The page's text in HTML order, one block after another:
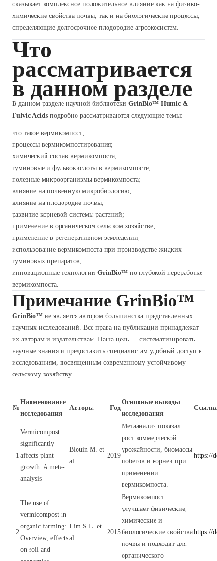
оказывает комплексное положительное влияние как на физико-
химические свойства почвы, так и на биологические процессы,
определяющие долгосрочное плодородие агроэкосистем.
Что
рассматривается
в данном разделе
В данном разделе научной библиотеки GrinBio™ Humic &
Fulvic Acids подробно рассматриваются следующие темы:
что такое вермикомпост;
процессы вермикомпостирования;
химический состав вермикомпоста;
гуминовые и фульвокислоты в вермикомпосте;
полезные микроорганизмы вермикомпоста;
влияние на почвенную микробиологию;
влияние на плодородие почвы;
развитие корневой системы растений;
применение в органическом сельском хозяйстве;
применение в регенеративном земледелии;
использование вермикомпоста при производстве жидких
гуминовых препаратов;
инновационные технологии GrinBio™ по глубокой переработке
вермикомпоста.
Примечание GrinBio™
GrinBio™ не является автором большинства представленных
научных исследований. Все права на публикации принадлежат
их авторам и издательствам. Наша цель — систематизировать
научные знания и предоставить специалистам удобный доступ к
исследованиям, посвященным современному устойчивому
сельскому хозяйству.
№
Наименование
исследования
Авторы Год
Основные выводы
исследования
1
Vermicompost
significantly
affects plant
growth: A meta-
analysis
Blouin M. et
al.
2019
Метаанализ показал
рост коммерческой
урожайности, биомассы
побегов и корней при
применении
вермикомпоста.
https://
2
The use of
vermicompost in
organic farming:
Overview, effects
on soil and
Lim S.L. et
al.
2015
Вермикомпост
улучшает физические,
химические и
биологические свойства
почвы и подходит для
органического
https://